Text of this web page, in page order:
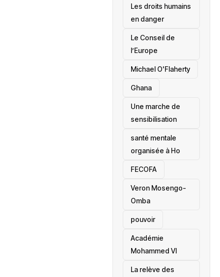
Les droits humains
en danger
‎Le Conseil de
l’Europe
Michael O'Flaherty
‎Ghana
Une marche de
sensibilisation
santé mentale
organisée à Ho
‎FECOFA
Veron Mosengo-
Omba
pouvoir
Académie
Mohammed VI
La relève des